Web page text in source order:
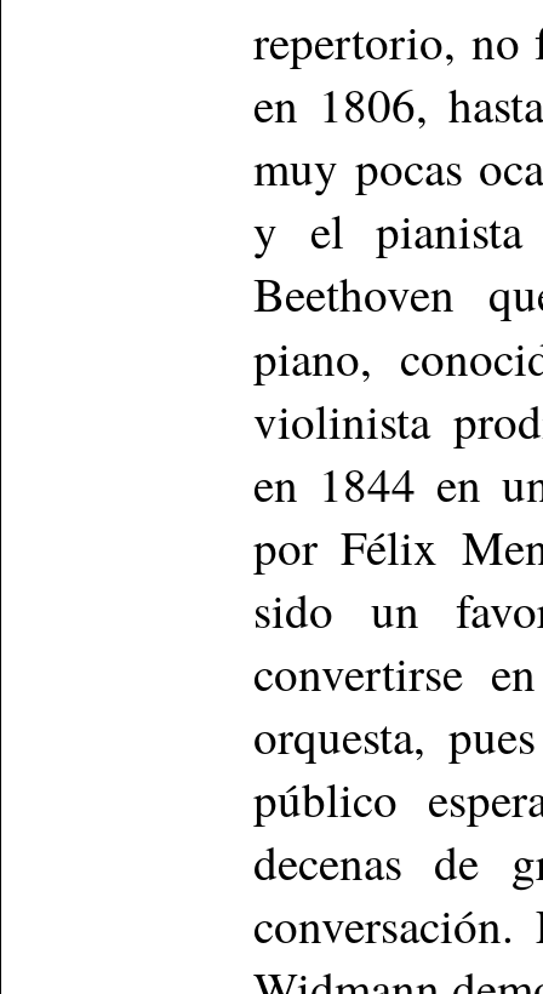
repertorio, no
en 1806,
muy pocas
y el pianista
Beethoven
piano,
violinista
en 1844 en
por Félix
sido un
convertirse
orquesta,
público
decenas de